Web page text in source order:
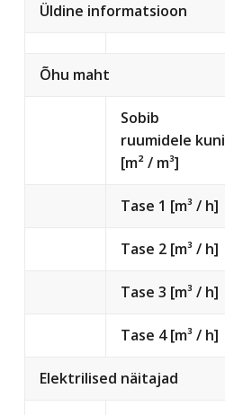
Üldine informatsioon
Õhu maht
Sobib
ruumidele kuni
[m² / m³]
Tase 1 [m³ / h]
Tase 2 [m³ / h]
Tase 3 [m³ / h]
Tase 4 [m³ / h]
Elektrilised näitajad